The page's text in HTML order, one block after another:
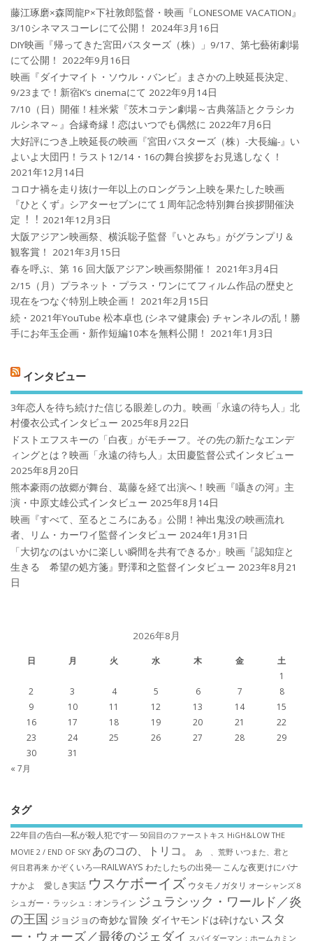
藤江琢磨×森岡龍P×下社敦郎監督・映画『LONESOME VACATION』
3/10シネマスコーレにて公開！
2024年3月16日
DIY映画『帰ってきた宮田バスターズ（株）」9/17、第七藝術劇場
にて公開！
2022年9月16日
映画『ダイナマイト・ソウル・バンビ』まさかの上映延長決定、
9/23まで！新宿K’s cinemaにて 2022年9月14日
7/10（日）開催！桂米紫『茨木コテン劇場～古典落語とクラシカ
ルシネマ～』合縁奇縁！恋はいつでも偶然に 2022年7月6日
大好評につき上映延長の映画『宮田バスターズ（株）-大長編-』い
よいよ大団円！ラスト12/14・16の舞台挨拶をお見逃しなく！
2021年12月14日
コロナ禍を⾛り抜け⼀年以上のロングラン上映を果たした映画
『ひとくず』シアターセブンにて１周年記念特別舞台挨拶開催決
定︕︕ 2021年12月3日
大阪アジアン映画祭、横浜聡子監督『いとみち』がグランプリ＆
観客賞！
2021年3月15日
春を呼ぶ、第 16 回大阪アジアン映画祭開催！
2021年3月4日
2/15（月）プラネット・プラス・ワンにてフィルム作品の歴史と
現在をつなぐ特別上映企画！
2021年2月15日
続・2021年YouTube 松本卓也 (シネマ健康会) チャンネルの乱！勝
手にお年玉企画・新作短編10本を無料公開！
2021年1月3日
インタビュー
3年恋人を待ち続けた信じる眼差しの力。映画「永遠の待ち人」北
村優衣公式インタビュー 2025年8月22日
ドストエフスキーの「白夜」がモチーフ。その先の新たなエンデ
ィングとは？映画「永遠の待ち人」太田慶監督公式インタビュー
2025年8月20日
熊本豪雨の故郷が舞台、葛藤を経て出演へ！映画『囁きの河』主
演・中原丈雄公式インタビュー 2025年8月14日
映画『すべて、至るところにある』公開！神出鬼没の映画流れ
者、リム・カーワイ監督インタビュー 2024年1月31日
「大切なのはいかに楽しい瞬間を共有できるか」映画『認知症と
生きる 希望の処方箋』野澤和之監督インタビュー 2023年8月21
日
2026年8月
日 月 火 水 木 金
土
1
2
3 4 5 6 7
8
9
10 11 12 13 14
15
16
17 18 19 20 21
22
23
24 25 26 27 28
29
30
31
« 7月
タグ
22年目の告白―私が殺人犯です― 50回目のファーストキス HiGH&LOW THE
MOVIE 2 / END OF SKY あのコの、トリコ。 あゝ、荒野 いつまた、君と
何日君再来 かぞくいろ―RAILWAYS わたしたちの出発― こんな夜更けにバナ
ナかよ 愛しき実話 ウスケボーイズ ウタモノガタリ オーシャンズ８
シュガー・ラッシュ：オ​ンライン ジュラシック・ワールド／炎
の王国 ジョジョの奇妙な冒険 ダイヤモンドは砕けない スタ
ー・ウォーズ／最後のジェダイ スパイダーマン：ホームカミン